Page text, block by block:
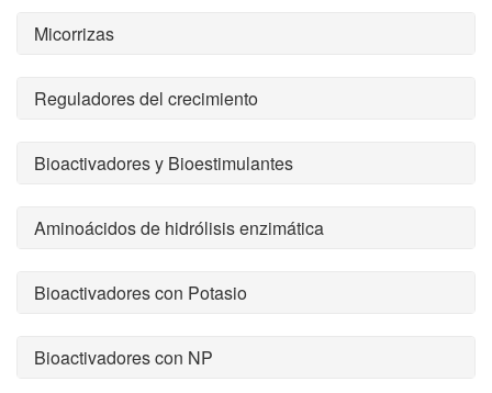
Micorrizas
Reguladores del crecimiento
Bioactivadores y Bioestimulantes
Aminoácidos de hidrólisis enzimática
Bioactivadores con Potasio
Bioactivadores con NP